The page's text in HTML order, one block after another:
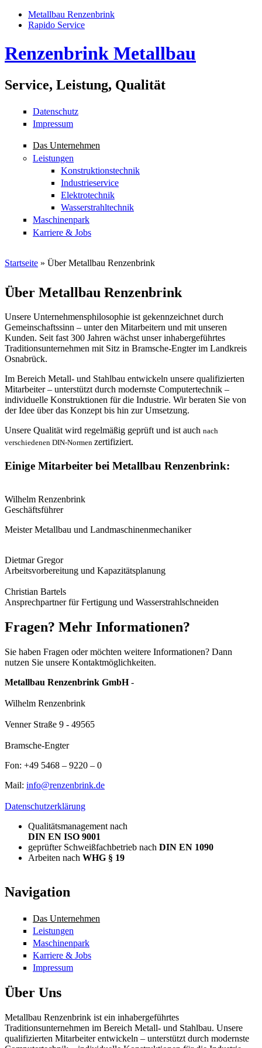
Metallbau Renzenbrink
Rapido Service
Renzenbrink Metallbau
Service, Leistung, Qualität
Datenschutz
Impressum
Das Unternehmen
Leistungen
Konstruktionstechnik
Industrieservice
Elektrotechnik
Wasserstrahltechnik
Maschinenpark
Karriere & Jobs
Startseite » Über Metallbau Renzenbrink
Über Metallbau Renzenbrink
Unsere Unternehmensphilosophie ist gekennzeichnet durch
Gemeinschaftssinn – unter den Mitarbeitern und mit unseren
Kunden. Seit fast 300 Jahren wächst unser inhabergeführtes
Traditionsunternehmen mit Sitz in Bramsche-Engter im Landkreis
Osnabrück.
Im Bereich Metall- und Stahlbau entwickeln unsere qualifizierten
Mitarbeiter – unterstützt durch modernste Computertechnik –
individuelle Konstruktionen für die Industrie. Wir beraten Sie von
der Idee über das Konzept bis hin zur Umsetzung.
Unsere Qualität wird regelmäßig geprüft und ist auch nach
verschiedenen DIN-Normen zertifiziert.
Einige Mitarbeiter bei Metallbau Renzenbrink:
Wilhelm Renzenbrink
Geschäftsführer
Meister Metallbau und Landmaschinenmechaniker
Dietmar Gregor
Arbeitsvorbereitung und Kapazitätsplanung
Christian Bartels
Ansprechpartner für Fertigung und Wasserstrahlschneiden
Fragen? Mehr Informationen?
Sie haben Fragen oder möchten weitere Informationen? Dann
nutzen Sie unsere Kontaktmöglichkeiten.
Metallbau Renzenbrink GmbH-
Wilhelm Renzenbrink
Venner Straße 9 - 49565
Bramsche-Engter
Fon: +49 5468 – 9220 – 0
Mail: info@renzenbrink.de
Datenschutzerklärung
Qualitätsmanagement nach
DIN EN ISO 9001
geprüfter Schweißfachbetrieb nach DIN EN 1090
Arbeiten nach WHG § 19
Navigation
Das Unternehmen
Leistungen
Maschinenpark
Karriere & Jobs
Impressum
Über Uns
Metallbau Renzenbrink ist ein inhabergeführtes
Traditionsunternehmen im Bereich Metall- und Stahlbau. Unsere
qualifizierten Mitarbeiter entwickeln – unterstützt durch modernste